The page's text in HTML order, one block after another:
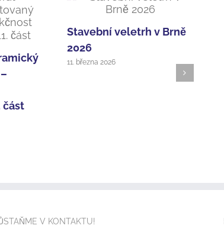
část
Stavební veletrh v Brně
2026
11. března 2026
V KONTAKTU!